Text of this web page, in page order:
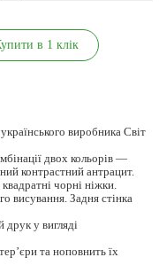
виробника Світ
двох кольорів —
контрастний антрацит.
чорні ніжки.
висування. Задня стінка
друк у вигляді
та ноповнить їх